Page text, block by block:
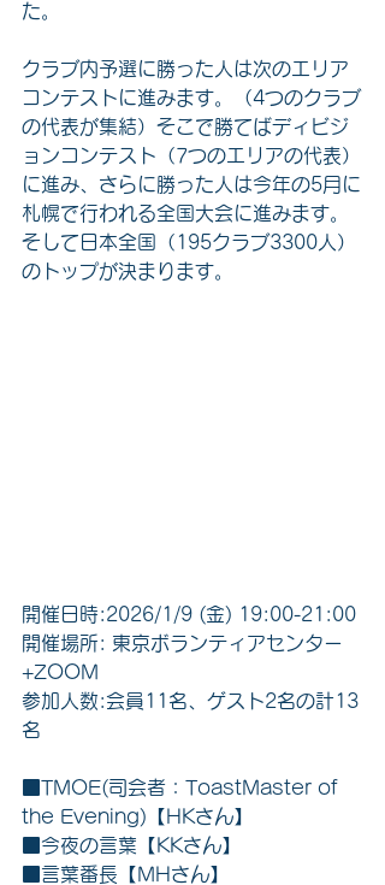
た。
クラブ内予選に勝った人は次のエリア
コンテストに進みます。（4つのクラブ
の代表が集結）そこで勝てばディビジ
ョンコンテスト（7つのエリアの代表）
に進み、さらに勝った人は今年の5月に
札幌で行われる全国大会に進みます。
そして日本全国（195クラブ3300人）
のトップが決まります。
開催日時:2026/1/9 (金) 19:00-21:00
開催場所: 東京ボランティアセンター
+ZOOM
参加人数:会員11名、ゲスト2名の計13
名
■TMOE(司会者：ToastMaster of
the Evening)【HKさん】
■今夜の言葉【KKさん】
■言葉番長【MHさん】